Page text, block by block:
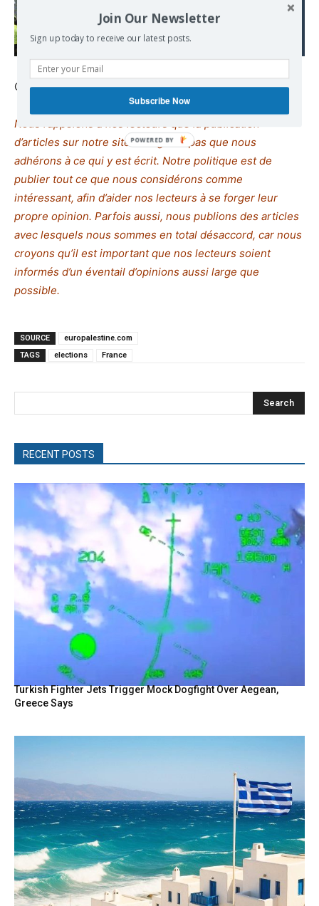
Assemblées populaires
partout.
CAPJPO-EuroPalestine
Nous rappelons à nos lecteurs que la publication
d’articles sur notre site ne signifie pas que nous
adhérons à ce qui y est écrit. Notre politique est de
publier tout ce que nous considérons comme
intéressant, afin d’aider nos lecteurs à se forger leur
propre opinion. Parfois aussi, nous publions des articles
avec lesquels nous sommes en total désaccord, car nous
croyons qu’il est important que nos lecteurs soient
informés d’un éventail d’opinions aussi large que
possible.
SOURCE
europalestine.com
TAGS
elections France
Search
RECENT POSTS
Turkish Fighter Jets Trigger Mock Dogfight Over Aegean,
Greece Says
Join Our Newsletter
Sign up today to receive our latest posts.
Subscribe Now